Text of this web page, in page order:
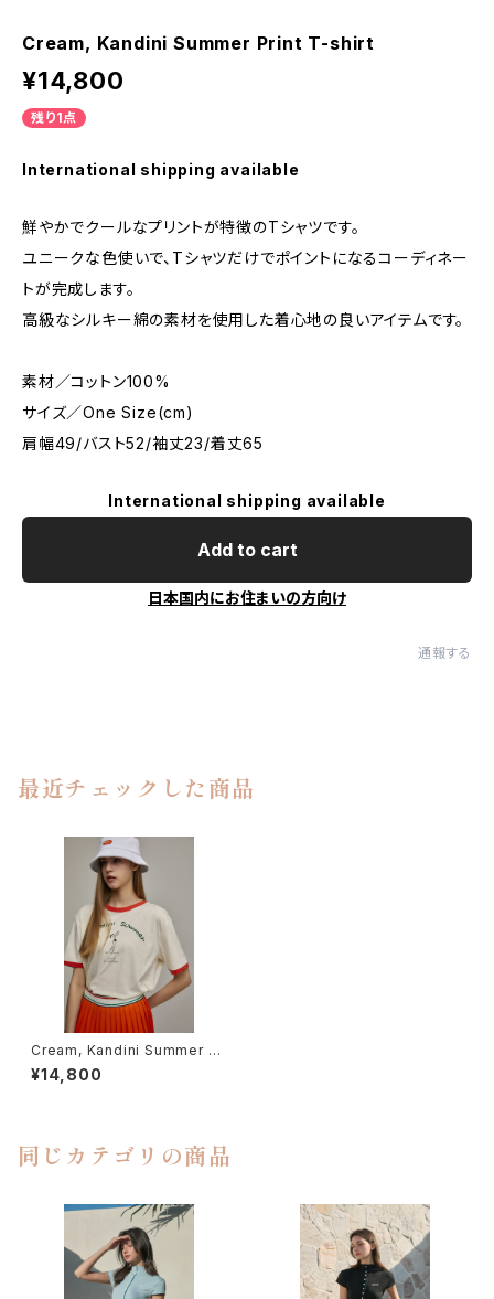
Cream, Kandini Summer Print T-shirt
¥14,800
残り1点
International shipping available
鮮やかでクールなプリントが特徴のTシャツです。
ユニークな色使いで、Tシャツだけでポイントになるコーディネー
トが完成します。
高級なシルキー綿の素材を使用した着心地の良いアイテムです。
素材／コットン100%
サイズ／One Size(cm)
肩幅49/バスト52/袖丈23/着丈65
International shipping available
Add to cart
日本国内にお住まいの方向け
通報する
最近チェックした商品
Cream, Kandini Summer Pri
nt T-shirt
¥14,800
同じカテゴリの商品